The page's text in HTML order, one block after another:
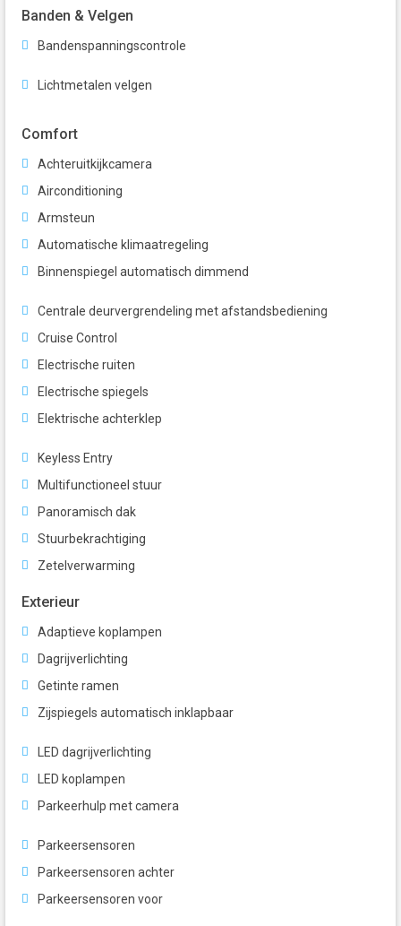
Banden & Velgen
Bandenspanningscontrole
Lichtmetalen velgen
Comfort
Achteruitkijkcamera
Airconditioning
Armsteun
Automatische klimaatregeling
Binnenspiegel automatisch dimmend
Centrale deurvergrendeling met afstandsbediening
Cruise Control
Electrische ruiten
Electrische spiegels
Elektrische achterklep
Keyless Entry
Multifunctioneel stuur
Panoramisch dak
Stuurbekrachtiging
Zetelverwarming
Exterieur
Adaptieve koplampen
Dagrijverlichting
Getinte ramen
Zijspiegels automatisch inklapbaar
LED dagrijverlichting
LED koplampen
Parkeerhulp met camera
Parkeersensoren
Parkeersensoren achter
Parkeersensoren voor